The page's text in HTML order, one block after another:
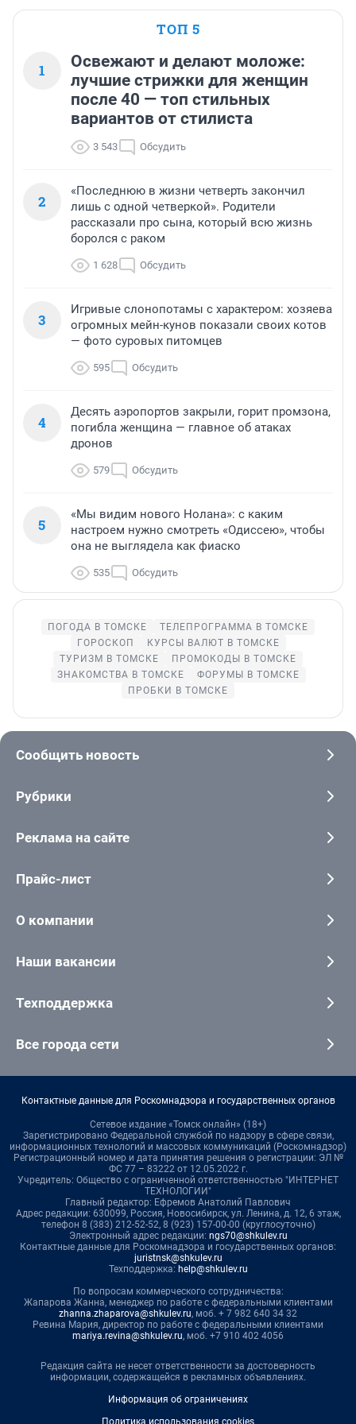
ТОП 5
1
Освежают и делают моложе:
лучшие стрижки для женщин
после 40 — топ стильных
вариантов от стилиста
3 543 Обсудить
2
«Последнюю в жизни четверть закончил
лишь с одной четверкой». Родители
рассказали про сына, который всю жизнь
боролся с раком
1 628 Обсудить
3
Игривые слонопотамы с характером: хозяева
огромных мейн-кунов показали своих котов
— фото суровых питомцев
595 Обсудить
4
Десять аэропортов закрыли, горит промзона,
погибла женщина — главное об атаках
дронов
579 Обсудить
5
«Мы видим нового Нолана»: с каким
настроем нужно смотреть «Одиссею», чтобы
она не выглядела как фиаско
535 Обсудить
ПОГОДА В ТОМСКЕ
ТЕЛЕПРОГРАММА В ТОМСКЕ
ГОРОСКОП
КУРСЫ ВАЛЮТ В ТОМСКЕ
ТУРИЗМ В ТОМСКЕ
ПРОМОКОДЫ В ТОМСКЕ
ЗНАКОМСТВА В ТОМСКЕ
ФОРУМЫ В ТОМСКЕ
ПРОБКИ В ТОМСКЕ
Сообщить новость
Рубрики
Реклама на сайте
Прайс-лист
О компании
Наши вакансии
Техподдержка
Все города сети
Контактные данные для Роскомнадзора и государственных органов
Сетевое издание «Томск онлайн» (18+)
Зарегистрировано Федеральной службой по надзору в сфере связи,
информационных технологий и массовых коммуникаций (Роскомнадзор)
Регистрационный номер и дата принятия решения о регистрации: ЭЛ №
ФС 77 – 83222 от 12.05.2022 г.
Учредитель: Общество с ограниченной ответственностью "ИНТЕРНЕТ
ТЕХНОЛОГИИ"
Главный редактор: Ефремов Анатолий Павлович
Адрес редакции: 630099, Россия, Новосибирск, ул. Ленина, д. 12, 6 этаж,
телефон 8 (383) 212-52-52, 8 (923) 157-00-00 (круглосуточно)
Электронный адрес редакции: ngs70@shkulev.ru
Контактные данные для Роскомнадзора и государственных органов:
juristnsk@shkulev.ru
Техподдержка: help@shkulev.ru
По вопросам коммерческого сотрудничества:
Жапарова Жанна, менеджер по работе с федеральными клиентами
zhanna.zhaparova@shkulev.ru, моб. + 7 982 640 34 32
Ревина Мария, директор по работе с федеральными клиентами
mariya.revina@shkulev.ru, моб. +7 910 402 4056
Редакция сайта не несет ответственности за достоверность
информации, содержащейся в рекламных объявлениях.
Информация об ограничениях
Политика использования cookies